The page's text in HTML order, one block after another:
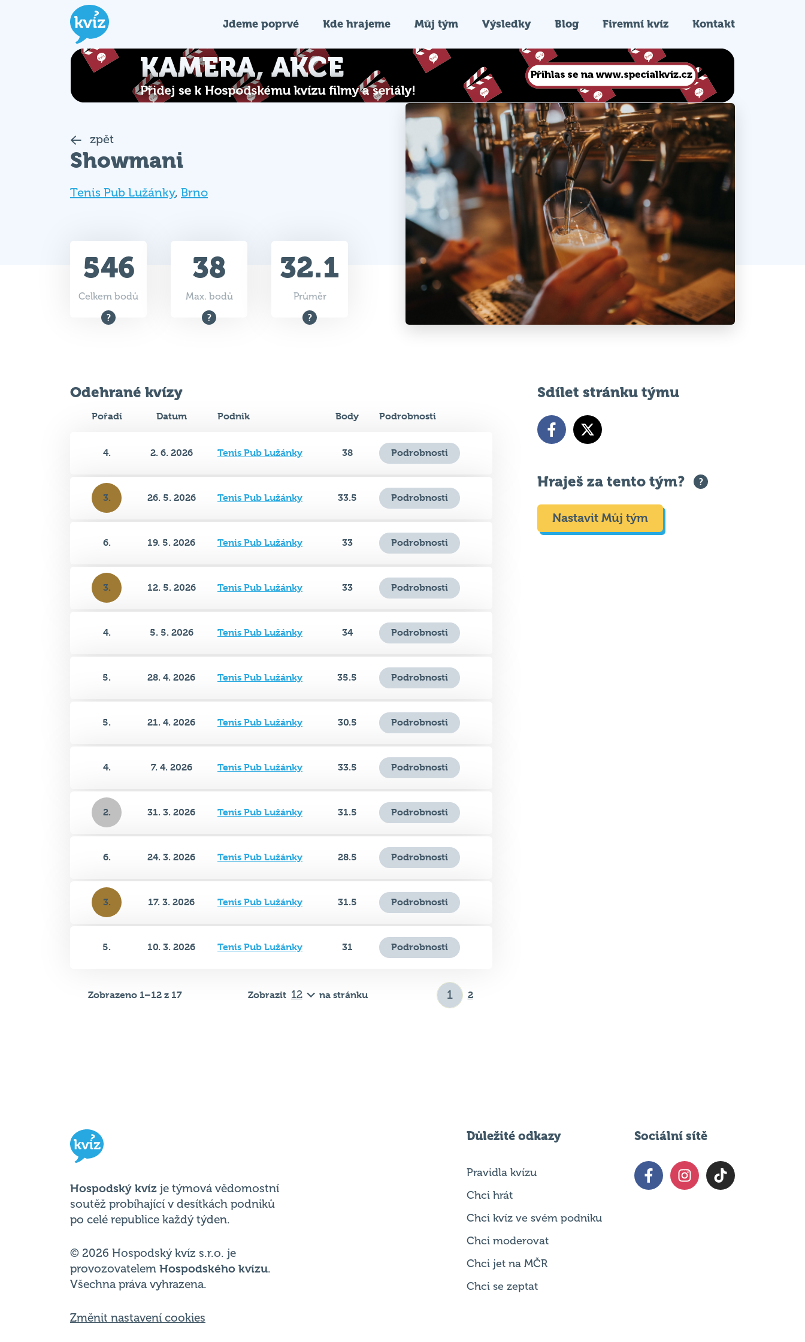
Jdeme poprvé Kde hrajeme Můj tým Výsledky Blog Firemní kvíz Kontakt
Tenis Pub Lužánky
3. 26. 5. 2026 Tenis Pub Lužánky 33.5 Podrobnosti
6. 19. 5. 2026 Tenis Pub Lužánky 33 Podrobnosti
3. 12. 5. 2026 Tenis Pub Lužánky 33 Podrobnosti
4. 5. 5. 2026 Tenis Pub Lužánky 34 Podrobnosti
5. 28. 4. 2026 Tenis Pub Lužánky 35.5 Podrobnosti
5. 21. 4. 2026 Tenis Pub Lužánky 30.5 Podrobnosti
4. 7. 4. 2026 Tenis Pub Lužánky 33.5 Podrobnosti
2. 31. 3. 2026 Tenis Pub Lužánky 31.5 Podrobnosti
6. 24. 3. 2026 Tenis Pub Lužánky 28.5 Podrobnosti
3. 17. 3. 2026 Tenis Pub Lužánky 31.5 Podrobnosti
5. 10. 3. 2026 Tenis Pub Lužánky 31 Podrobnosti
Zobrazeno 1–12 z 17 Zobrazit na stránku
Hraješ za tento tým?
Nastavit Můj tým
Hospodský kvíz
soutěž probíhající v desítkách podniků
© 2026 Hospodský kvíz s.r.o. je
provozovatelem Hospodského kvízu
Změnit nastavení cookies
Pravidla kvízu
Chci kvíz ve svém podniku
Chci moderovat
Chci jet na MČR
Chci se zeptat